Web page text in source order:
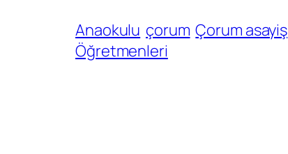
Anaokulu çorum Çorum asayiş
Öğretmenleri